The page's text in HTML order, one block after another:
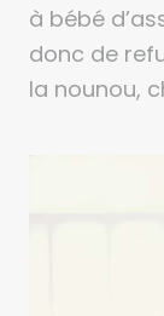
à bébé
donc de
la nounou,